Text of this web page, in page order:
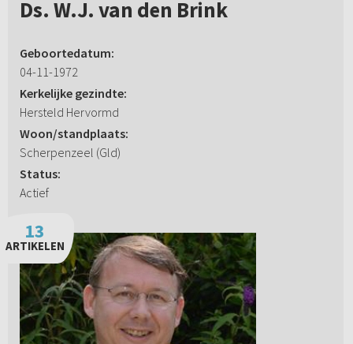
Ds. W.J. van den Brink
Geboortedatum:
04-11-1972
Kerkelijke gezindte:
Hersteld Hervormd
Woon/standplaats:
Scherpenzeel (Gld)
Status:
Actief
13
ARTIKELEN